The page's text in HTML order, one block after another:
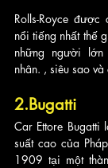
Rolls-Royce
nổi tiếng nhất thế
những người
nhân. , siêu sao
2.Bugatti
Car Ettore Bugatti
suất cao của
1909 tại một